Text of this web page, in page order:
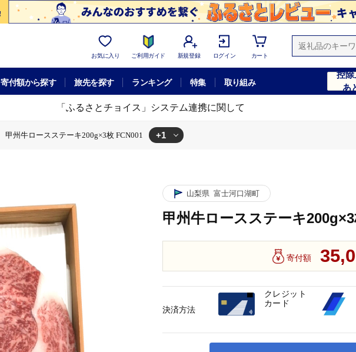
お気に入り ご利用ガイド 新規登録 ログイン カート
寄付額から探す 旅先を探す ランキング 特集 取り組み
控
あ
「ふるさとチョイス」システム連携に関して
甲州牛ロースステーキ200g×3枚 FCN001 +1
山梨県 富士河口湖町
甲州牛ロースステーキ
寄付額
決済方法
クレジット
カード